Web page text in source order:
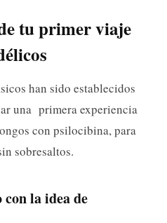
tu primer viaje
han sido establecidos
una primera experiencia
con psilocibina, para
sobresaltos.
con la idea de